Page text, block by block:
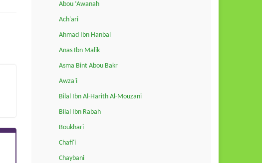
Abou ‘Awanah
Ach'ari
Ahmad Ibn Hanbal
Anas Ibn Malik
Asma Bint Abou Bakr
Awza'i
Bilal Ibn Al-Harith Al-Mouzani
Bilal Ibn Rabah
Boukhari
Chafi'i
Chaybani